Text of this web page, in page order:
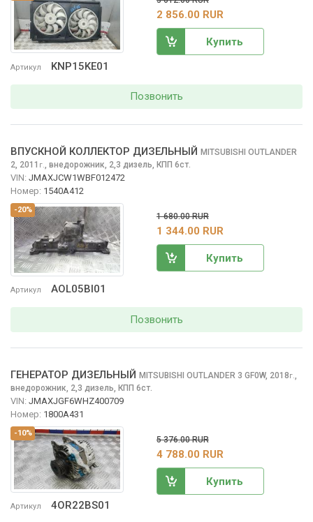
Артикул KNP15KE01
2 856.00 RUR
Купить
Позвонить
-20%
Артикул AOL05BI01
ВПУСКНОЙ КОЛЛЕКТОР ДИЗЕЛЬНЫЙ MITSUBISHI OUTLANDER
2, 2011 г., внедорожник, 2,3 дизель, КПП 6ст.
VIN: JMAXJCW1WBF012472
Номер: 1540A412
1 680.00 RUR
1 344.00 RUR
Купить
Позвонить
-10%
Артикул 4OR22BS01
ГЕНЕРАТОР ДИЗЕЛЬНЫЙ MITSUBISHI OUTLANDER 3 GF0W, 2018г.,
внедорожник, 2,3 дизель, КПП 6ст.
VIN: JMAXJGF6WHZ400709
Номер: 1800A431
5 376.00 RUR
4 788.00 RUR
Купить